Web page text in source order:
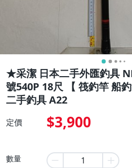
★采潔 日本二手外匯釣具
號540P 18尺 【 筏釣竿 船釣
二手釣具 A22
定價 $3,900
數量